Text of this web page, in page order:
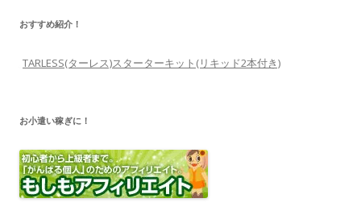
おすすめ紹介！